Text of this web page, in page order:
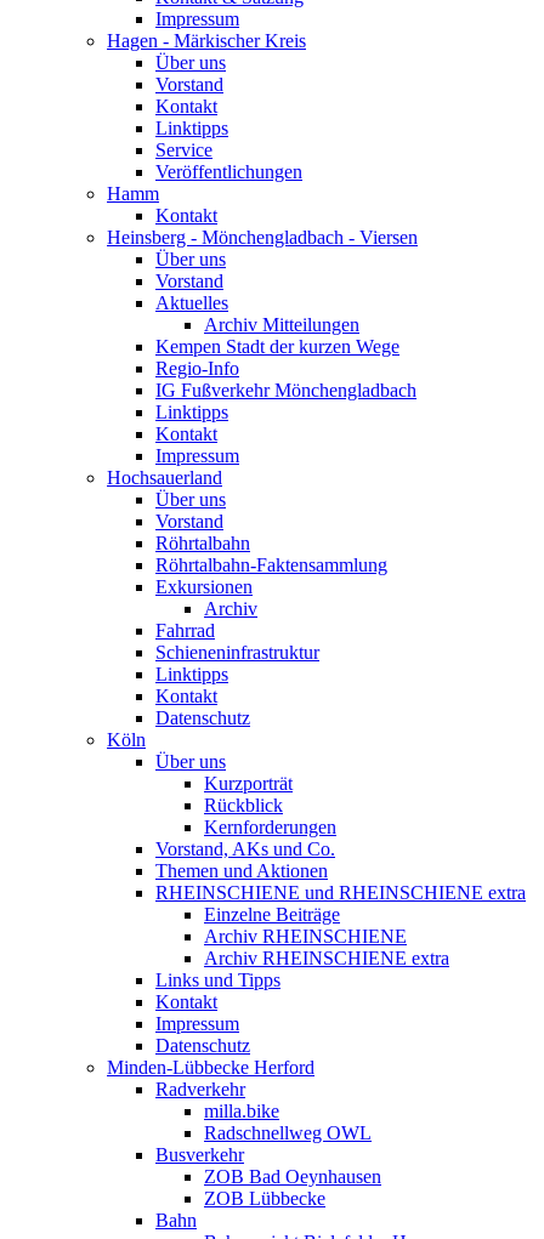
Impressum
Hagen - Märkischer Kreis
Über uns
Vorstand
Kontakt
Linktipps
Service
Veröffentlichungen
Hamm
Kontakt
Heinsberg - Mönchengladbach - Viersen
Über uns
Vorstand
Aktuelles
Archiv Mitteilungen
Kempen Stadt der kurzen Wege
Regio-Info
IG Fußverkehr Mönchengladbach
Linktipps
Kontakt
Impressum
Hochsauerland
Über uns
Vorstand
Röhrtalbahn
Röhrtalbahn-Faktensammlung
Exkursionen
Archiv
Fahrrad
Schieneninfrastruktur
Linktipps
Kontakt
Datenschutz
Köln
Über uns
Kurzporträt
Rückblick
Kernforderungen
Vorstand, AKs und Co.
Themen und Aktionen
RHEINSCHIENE und RHEINSCHIENE extra
Einzelne Beiträge
Archiv RHEINSCHIENE
Archiv RHEINSCHIENE extra
Links und Tipps
Kontakt
Impressum
Datenschutz
Minden-Lübbecke Herford
Radverkehr
milla.bike
Radschnellweg OWL
Busverkehr
ZOB Bad Oeynhausen
ZOB Lübbecke
Bahn